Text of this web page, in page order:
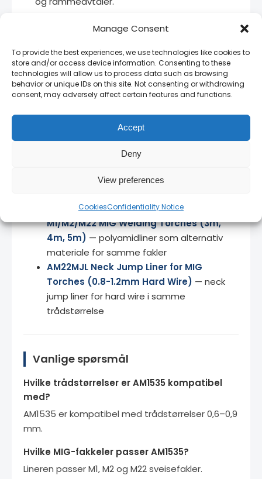
Manage Consent
To provide the best experiences, we use technologies like cookies to
store and/or access device information. Consenting to these
technologies will allow us to process data such as browsing
behavior or unique IDs on this site. Not consenting or withdrawing
consent, may adversely affect certain features and functions.
Accept
Deny
View preferences
CookiesConfidentiality Notice
Norsk teknisk support — vi snakker ditt språk
og kjenner produktene.
14 dagers angrerett— full retur på uåpnede
produkter.
Relaterte produkter
AM2524 Steel Liners for M1/M2/M22 MIG
alternativ stålliner for samme fakkeltypene
AM1564 - ARC Polyamide Liners for
M1/M2/M22 MIG Welding Torches (3m,
4m, 5m) — polyamidliner som alternativ
materiale for samme fakler
AM22MJL Neck Jump Liner for MIG
Torches (0.8-1.2mm Hard Wire) — neck
jump liner for hard wire i samme
trådstørrelse
Vanlige spørsmål
Hvilke trådstørrelser er AM1535 kompatibel
med?
AM1535 er kompatibel med trådstørrelser 0,6–0,9
mm.
Hvilke MIG-fakkeler passer AM1535?
Lineren passer M1, M2 og M22 sveisefakler.